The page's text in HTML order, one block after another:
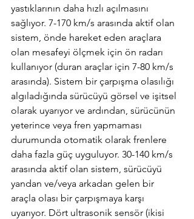
yastıklarının daha hızlı açılmasını
sağlıyor. 7-170 km/s arasında aktif olan
sistem, önde hareket eden araçlara
olan mesafeyi ölçmek için ön radarı
kullanıyor (duran araçlar için 7-80 km/s
arasında). Sistem bir çarpışma olasılığı
algıladığında sürücüyü görsel ve işitsel
olarak uyarıyor ve ardından, sürücünün
yeterince veya fren yapmaması
durumunda otomatik olarak frenlere
daha fazla güç uyguluyor. 30-140 km/s
arasında aktif olan sistem, sürücüyü
yandan ve/veya arkadan gelen bir
araçla olası bir çarpışmaya karşı
uyarıyor. Dört ultrasonik sensör (ikisi